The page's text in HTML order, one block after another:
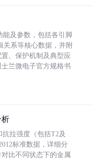
能及参数，包括各引脚
关系等核心数据，并附
、保护机制及典型应
兰微电子官方规格书
析
拉强度（包括T2及
标准数据，详细分
比不同状态下的金属